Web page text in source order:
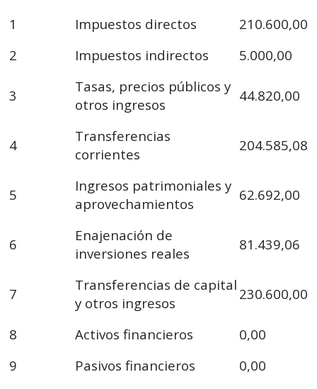
1
Impuestos directos
210.600,00
2
Impuestos indirectos 5.000,00
3
Tasas, precios públicos y
otros ingresos
44.820,00
4
Transferencias
corrientes
204.585,08
5
Ingresos patrimoniales y
aprovechamientos
62.692,00
6
Enajenación de
inversiones reales
81.439,06
7
Transferencias de capital
y otros ingresos
230.600,00
8 Activos financieros
0,00
9
Pasivos financieros
0,00